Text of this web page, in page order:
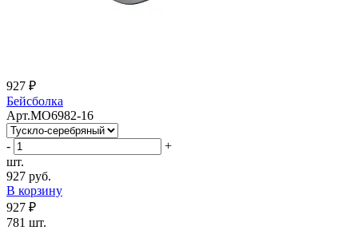
927 ₽
Бейсболка
Арт.MO6982-16
-
+
шт.
927 руб.
В корзину
927 ₽
781 шт.